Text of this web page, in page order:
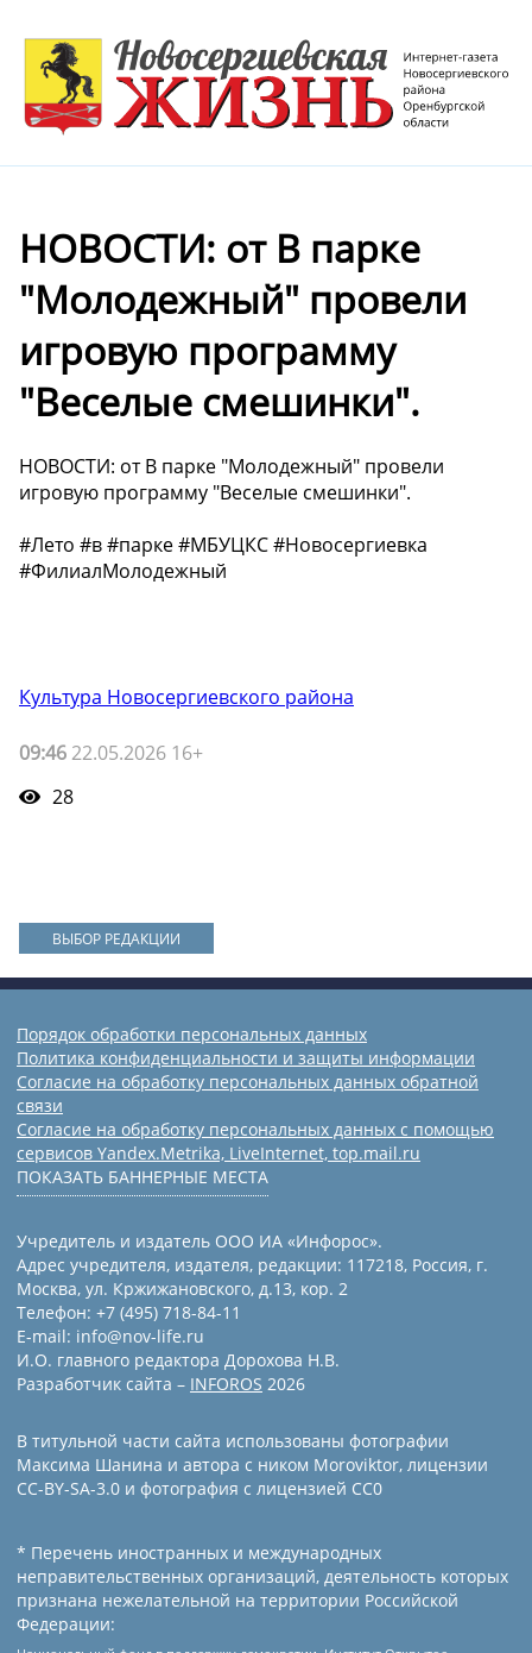
НОВОСТИ: от В парке
"Молодежный" провели
игровую программу
"Веселые смешинки".
НОВОСТИ: от В парке "Молодежный" провели
игровую программу "Веселые смешинки".
#Лето #в #парке #МБУЦКС #Новосергиевка
#ФилиалМолодежный
Культура Новосергиевского района
09:46 22.05.2026 16+
28
ВЫБОР РЕДАКЦИИ
Порядок обработки персональных данных
Политика конфиденциальности и защиты информации
Согласие на обработку персональных данных обратной
связи
Согласие на обработку персональных данных с помощью
сервисов Yandex.Metrika, LiveInternet, top.mail.ru
ПОКАЗАТЬ БАННЕРНЫЕ МЕСТА
Учредитель и издатель ООО ИА «Инфорос».
Адрес учредителя, издателя, редакции: 117218, Россия, г.
Москва, ул. Кржижановского, д.13, кор. 2
Телефон: +7 (495) 718-84-11
E-mail: info@nov-life.ru
И.О. главного редактора Дорохова Н.В.
Разработчик сайта – INFOROS 2026
В титульной части сайта использованы фотографии
Максима Шанина и автора с ником Moroviktor, лицензии
CC-BY-SA-3.0 и фотография с лицензией СС0
* Перечень иностранных и международных
неправительственных организаций, деятельность которых
признана нежелательной на территории Российской
Федерации: